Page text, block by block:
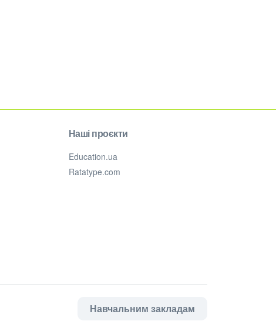
Наші проєкти
Education.ua
Ratatype.com
Навчальним закладам